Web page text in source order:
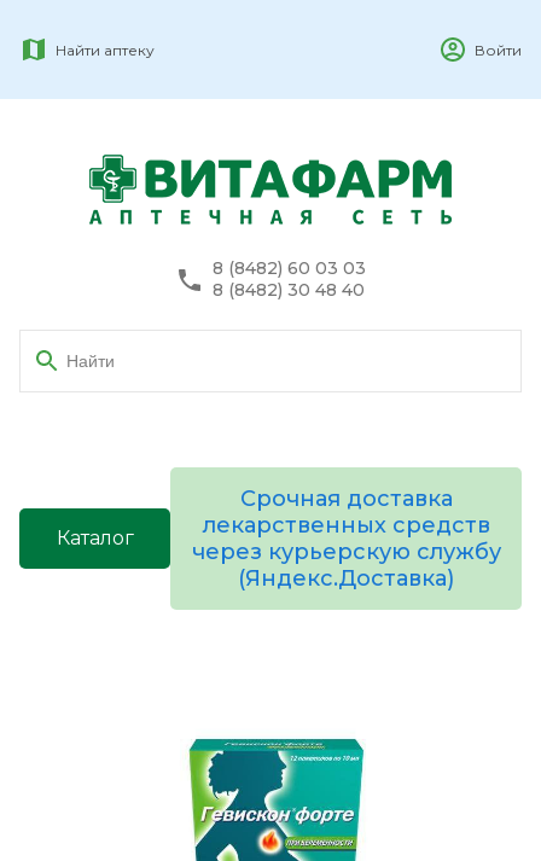
Найти аптеку Войти
8 (8482) 60 03 03
8 (8482) 30 48 40
Каталог
Срочная доставка
лекарственных средств
через курьерскую службу
(Яндекс.Доставка)